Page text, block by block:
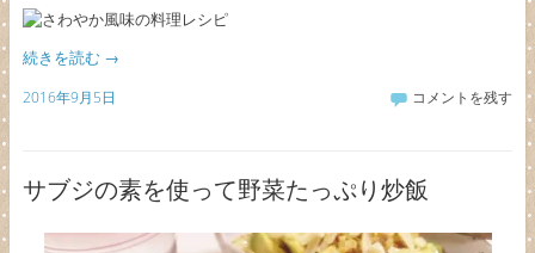
続きを読む →
2016年9月5日 コメントを残す
サブジの素を使って野菜たっぷり炒飯